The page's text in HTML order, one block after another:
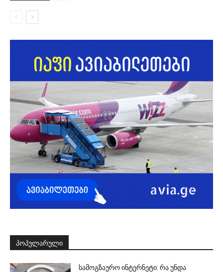
ᲞᲝᲞᲣᲚᲐᲠᲣᲚᲘ
სამოგზაურო ინტერნეტი: რა უნდა